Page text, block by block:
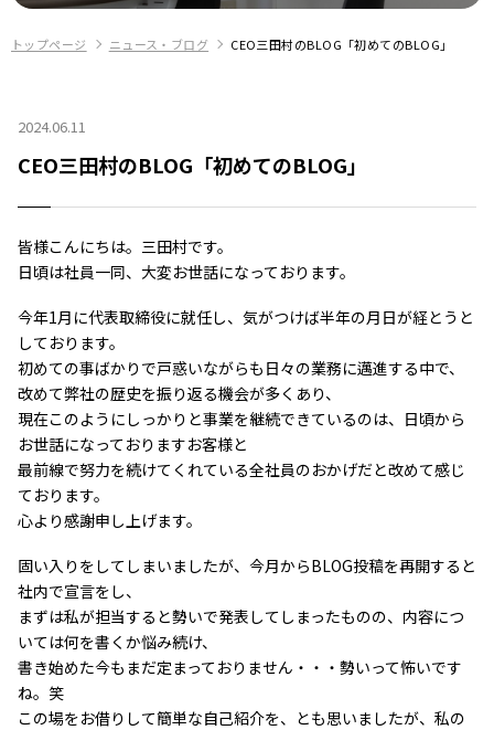
トップページ ニュース・ブログ CEO三田村のBLOG「初めてのBLOG」
2024.06.11
CEO三田村のBLOG「初めてのBLOG」
皆様こんにちは。三田村です。
日頃は社員一同、大変お世話になっております。
今年1月に代表取締役に就任し、気がつけば半年の月日が経とうと
しております。
初めての事ばかりで戸惑いながらも日々の業務に邁進する中で、
改めて弊社の歴史を振り返る機会が多くあり、
現在このようにしっかりと事業を継続できているのは、日頃から
お世話になっておりますお客様と
最前線で努力を続けてくれている全社員のおかげだと改めて感じ
ております。
心より感謝申し上げます。
固い入りをしてしまいましたが、今月からBLOG投稿を再開すると
社内で宣言をし、
まずは私が担当すると勢いで発表してしまったものの、内容につ
いては何を書くか悩み続け、
書き始めた今もまだ定まっておりません・・・勢いって怖いです
ね。笑
この場をお借りして簡単な自己紹介を、とも思いましたが、私の